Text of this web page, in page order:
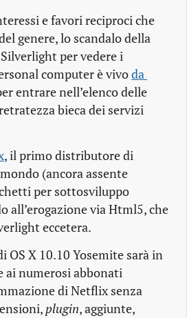
e favori reciproci che
genere, lo scandalo della
Silverlight per vedere i
computer è vivoda
entrare nell’elenco delle
bieca dei servizi
, il primo distributore di
(ancora assente
per sottosviluppo
all’erogazione via Html5, che
eccetera.
OS X 10.10 Yosemite sarà in
ai numerosi abbonati
di Netflix senza
plugin, aggiunte,